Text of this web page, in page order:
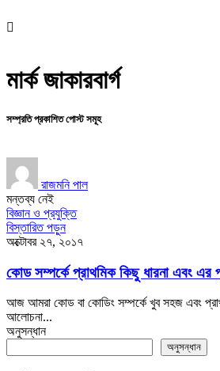
মার্ক জাকারবার্গ
সম্প্রতি প্রকাশিত পোস্ট সমূহ
রাজমনি পাল
মন্তব্য নেই
বিজ্ঞান ও প্রযুক্তি
বিস্তারিত পড়ুন
অক্টোবর ২৭, ২০১৭
কোড সম্পর্কে প্রাথমিক কিছু ধারনা এবং এর
আজ আমরা কোড বা কোডিং সম্পর্কে খুব সহজ এবং
আলোচনা...
অনুসন্ধান
অনুসন্ধান